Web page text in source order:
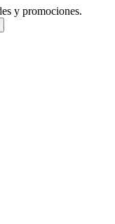
y promociones.